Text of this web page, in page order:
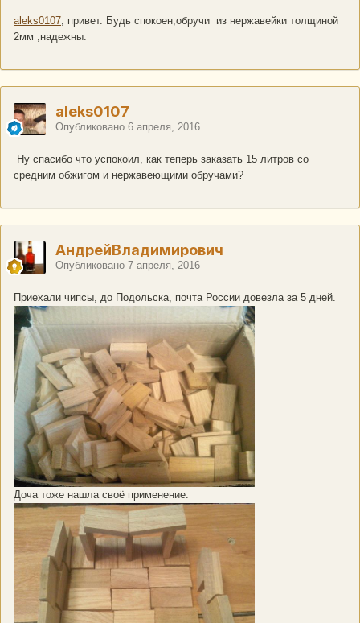
aleks0107, привет. Будь спокоен,обручи из нержавейки толщиной
2мм ,надежны.
aleks0107
Опубликовано 6 апреля, 2016
Ну спасибо что успокоил, как теперь заказать 15 литров со
средним обжигом и нержавеющими обручами?
АндрейВладимирович
Опубликовано 7 апреля, 2016
Приехали чипсы, до Подольска, почта России довезла за 5 дней.
Доча тоже нашла своё применение.